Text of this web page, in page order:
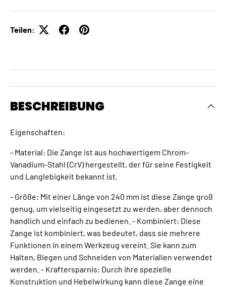
Teilen:
BESCHREIBUNG
Eigenschaften:
- Material: Die Zange ist aus hochwertigem Chrom-
Vanadium-Stahl (CrV) hergestellt, der für seine Festigkeit
und Langlebigkeit bekannt ist.
- Größe: Mit einer Länge von 240 mm ist diese Zange groß
genug, um vielseitig eingesetzt zu werden, aber dennoch
handlich und einfach zu bedienen. - Kombiniert: Diese
Zange ist kombiniert, was bedeutet, dass sie mehrere
Funktionen in einem Werkzeug vereint. Sie kann zum
Halten, Biegen und Schneiden von Materialien verwendet
werden. - Kraftersparnis: Durch ihre spezielle
Konstruktion und Hebelwirkung kann diese Zange eine